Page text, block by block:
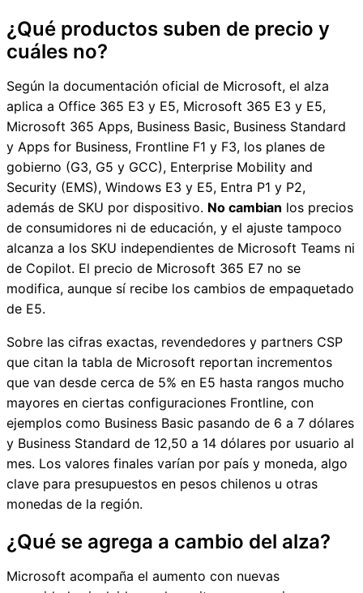
¿Qué productos suben de precio y
cuáles no?
Según la documentación oficial de Microsoft, el alza
aplica a Office 365 E3 y E5, Microsoft 365 E3 y E5,
Microsoft 365 Apps, Business Basic, Business Standard
y Apps for Business, Frontline F1 y F3, los planes de
gobierno (G3, G5 y GCC), Enterprise Mobility and
Security (EMS), Windows E3 y E5, Entra P1 y P2,
además de SKU por dispositivo. No cambian los precios
de consumidores ni de educación, y el ajuste tampoco
alcanza a los SKU independientes de Microsoft Teams ni
de Copilot. El precio de Microsoft 365 E7 no se
modifica, aunque sí recibe los cambios de empaquetado
de E5.
Sobre las cifras exactas, revendedores y partners CSP
que citan la tabla de Microsoft reportan incrementos
que van desde cerca de 5% en E5 hasta rangos mucho
mayores en ciertas configuraciones Frontline, con
ejemplos como Business Basic pasando de 6 a 7 dólares
y Business Standard de 12,50 a 14 dólares por usuario al
mes. Los valores finales varían por país y moneda, algo
clave para presupuestos en pesos chilenos u otras
monedas de la región.
¿Qué se agrega a cambio del alza?
Microsoft acompaña el aumento con nuevas